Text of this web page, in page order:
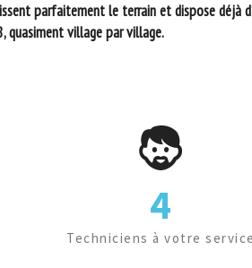
parfaitement le terrain et dispose déjà
quasiment village par village.
4
Techniciens à votre service